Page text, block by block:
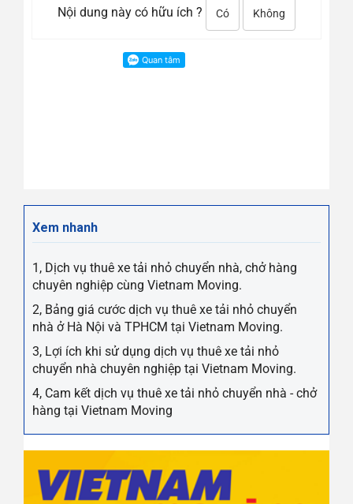
Nội dung này có hữu ích ? Có Không
Xem nhanh
1, Dịch vụ thuê xe tải nhỏ chuyển nhà, chở hàng
chuyên nghiệp cùng Vietnam Moving.
2, Bảng giá cước dịch vụ thuê xe tải nhỏ chuyển
nhà ở Hà Nội và TPHCM tại Vietnam Moving.
3, Lợi ích khi sử dụng dịch vụ thuê xe tải nhỏ
chuyển nhà chuyên nghiệp tại Vietnam Moving.
4, Cam kết dịch vụ thuê xe tải nhỏ chuyển nhà - chở
hàng tại Vietnam Moving